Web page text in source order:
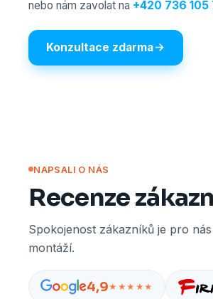
nebo nám zavolat na +420 736 105
Konzultace zdarma
NAPSALI O NÁS
Recenze
Spokojenost zákazníků je pro
montáží.
4,9★★★★★